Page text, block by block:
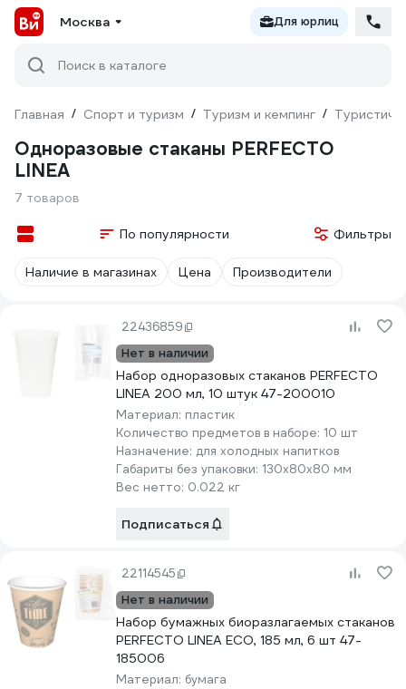
Москва Для юрлиц
Поиск в каталоге
Главная / Спорт и туризм / Туризм и кемпинг /
Одноразовые стаканы PERFECTO
LINEA
7 товаров
По популярности Фильтры
Наличие в магазинах Цена Производители
22436859
Нет в наличии
Набор одноразовых стаканов PERFECTO
LINEA 200 мл, 10 штук 47-200010
Материал: пластик
Количество предметов в наборе: 10 шт
Назначение: для холодных напитков
Габариты без упаковки: 130х80х80 мм
Вес нетто: 0.022 кг
Подписаться
22114545
Нет в наличии
Набор бумажных биоразлагаемых стаканов
PERFECTO LINEA ECO, 185 мл, 6 шт 47-
185006
Материал: бумага